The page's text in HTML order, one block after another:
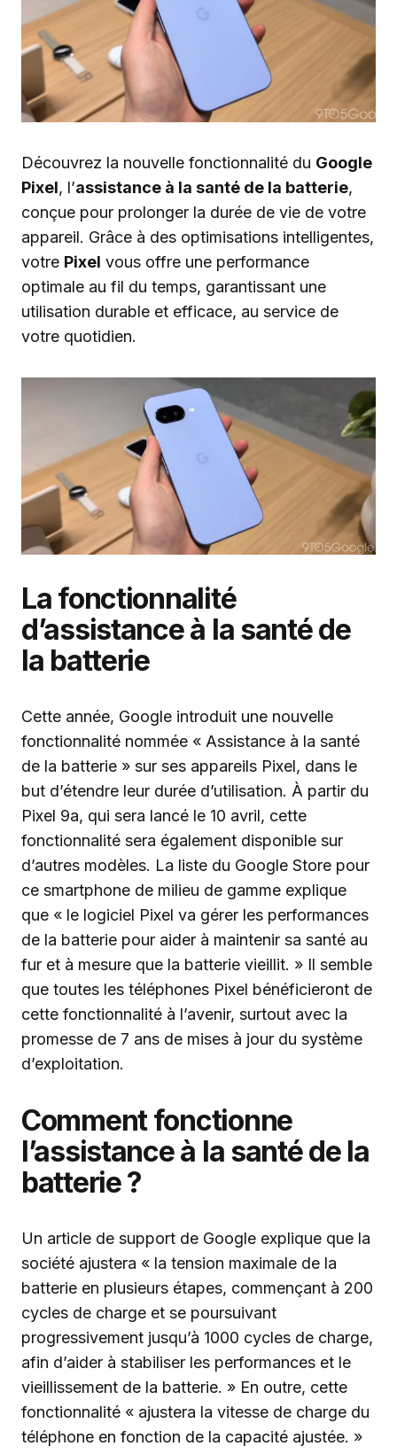
Découvrez la nouvelle fonctionnalité du Google
Pixel, l’assistance à la santé de la batterie,
conçue pour prolonger la durée de vie de votre
appareil. Grâce à des optimisations intelligentes,
votre Pixel vous offre une performance
optimale au fil du temps, garantissant une
utilisation durable et efficace, au service de
votre quotidien.
La fonctionnalité
d’assistance à la santé de
la batterie
Cette année, Google introduit une nouvelle
fonctionnalité nommée « Assistance à la santé
de la batterie » sur ses appareils Pixel, dans le
but d’étendre leur durée d’utilisation. À partir du
Pixel 9a, qui sera lancé le 10 avril, cette
fonctionnalité sera également disponible sur
d’autres modèles. La liste du Google Store pour
ce smartphone de milieu de gamme explique
que « le logiciel Pixel va gérer les performances
de la batterie pour aider à maintenir sa santé au
fur et à mesure que la batterie vieillit. » Il semble
que toutes les téléphones Pixel bénéficieront de
cette fonctionnalité à l’avenir, surtout avec la
promesse de 7 ans de mises à jour du système
d’exploitation.
Comment fonctionne
l’assistance à la santé de la
batterie ?
Un article de support de Google explique que la
société ajustera « la tension maximale de la
batterie en plusieurs étapes, commençant à 200
cycles de charge et se poursuivant
progressivement jusqu’à 1000 cycles de charge,
afin d’aider à stabiliser les performances et le
vieillissement de la batterie. » En outre, cette
fonctionnalité « ajustera la vitesse de charge du
téléphone en fonction de la capacité ajustée. »